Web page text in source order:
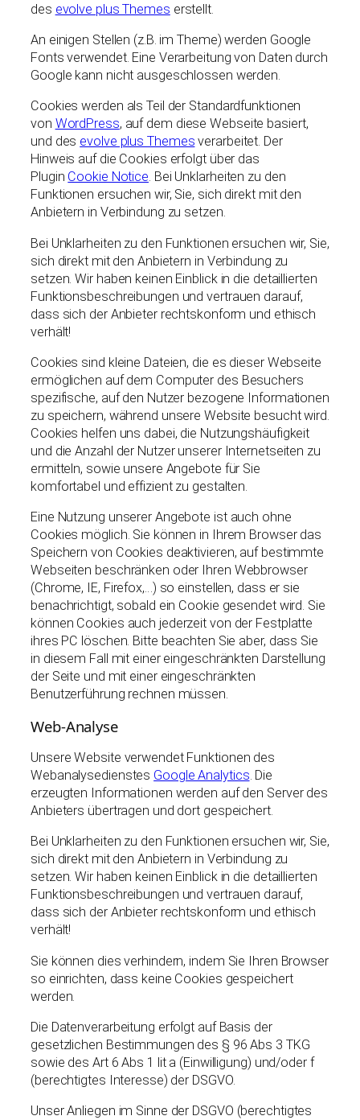
des evolve plus Themes erstellt.
An einigen Stellen (z.B. im Theme) werden Google
Fonts verwendet. Eine Verarbeitung von Daten durch
Google kann nicht ausgeschlossen werden.
Cookies werden als Teil der Standardfunktionen
von WordPress, auf dem diese Webseite basiert,
und des evolve plus Themes verarbeitet. Der
Hinweis auf die Cookies erfolgt über das
Plugin Cookie Notice. Bei Unklarheiten zu den
Funktionen ersuchen wir, Sie, sich direkt mit den
Anbietern in Verbindung zu setzen.
Bei Unklarheiten zu den Funktionen ersuchen wir, Sie,
sich direkt mit den Anbietern in Verbindung zu
setzen. Wir haben keinen Einblick in die detaillierten
Funktionsbeschreibungen und vertrauen darauf,
dass sich der Anbieter rechtskonform und ethisch
verhält!
Cookies sind kleine Dateien, die es dieser Webseite
ermöglichen auf dem Computer des Besuchers
spezifische, auf den Nutzer bezogene Informationen
zu speichern, während unsere Website besucht wird.
Cookies helfen uns dabei, die Nutzungshäufigkeit
und die Anzahl der Nutzer unserer Internetseiten zu
ermitteln, sowie unsere Angebote für Sie
komfortabel und effizient zu gestalten.
Eine Nutzung unserer Angebote ist auch ohne
Cookies möglich. Sie können in Ihrem Browser das
Speichern von Cookies deaktivieren, auf bestimmte
Webseiten beschränken oder Ihren Webbrowser
(Chrome, IE, Firefox,…) so einstellen, dass er sie
benachrichtigt, sobald ein Cookie gesendet wird. Sie
können Cookies auch jederzeit von der Festplatte
ihres PC löschen. Bitte beachten Sie aber, dass Sie
in diesem Fall mit einer eingeschränkten Darstellung
der Seite und mit einer eingeschränkten
Benutzerführung rechnen müssen.
Web-Analyse
Unsere Website verwendet Funktionen des
Webanalysedienstes Google Analytics. Die
erzeugten Informationen werden auf den Server des
Anbieters übertragen und dort gespeichert.
Bei Unklarheiten zu den Funktionen ersuchen wir, Sie,
sich direkt mit den Anbietern in Verbindung zu
setzen. Wir haben keinen Einblick in die detaillierten
Funktionsbeschreibungen und vertrauen darauf,
dass sich der Anbieter rechtskonform und ethisch
verhält!
Sie können dies verhindern, indem Sie Ihren Browser
so einrichten, dass keine Cookies gespeichert
werden.
Die Datenverarbeitung erfolgt auf Basis der
gesetzlichen Bestimmungen des § 96 Abs 3 TKG
sowie des Art 6 Abs 1 lit a (Einwilligung) und/oder f
(berechtigtes Interesse) der DSGVO.
Unser Anliegen im Sinne der DSGVO (berechtigtes